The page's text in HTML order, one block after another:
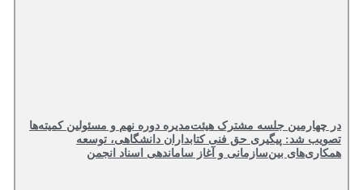
در چهارمین جلسه مشترک هیئت‌مدیره دوره نهم و مسئولین کمیته‌ها
تصویب شد: پیگیری حق فنی کتابداران دانشگاهی، توسعه
همکاری‌های بین‌سازمانی و آغاز ساماندهی اسناد انجمن